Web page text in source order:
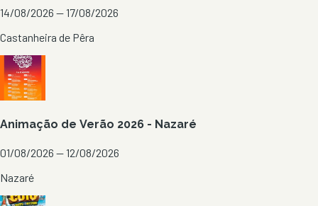
14/08/2026 — 17/08/2026
Castanheira de Pêra
Animação de Verão 2026 - Nazaré
01/08/2026 — 12/08/2026
Nazaré